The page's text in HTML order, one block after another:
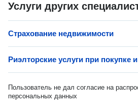
Услуги других
Страхование недвижимости
Риэлторские услуги при покупке
Пользователь не дал согласие на
персональных данных